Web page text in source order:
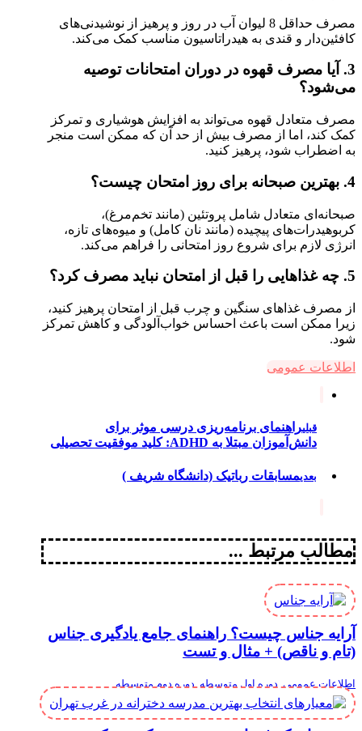
مصرف حداقل 8 لیوان آب در روز و پرهیز از نوشیدنی‌های
کافئین‌دار و قندی به هیدراتاسیون مناسب کمک می‌کند.
3. آیا مصرف قهوه در دوران امتحانات توصیه
می‌شود؟
مصرف متعادل قهوه می‌تواند به افزایش هوشیاری و تمرکز
کمک کند، اما از مصرف بیش از حد آن که ممکن است منجر
به اضطراب شود، پرهیز کنید.
4. بهترین صبحانه برای روز امتحان چیست؟
صبحانه‌ای متعادل شامل پروتئین (مانند تخم‌مرغ)،
کربوهیدرات‌های پیچیده (مانند نان کامل) و میوه‌های تازه،
انرژی لازم برای شروع روز امتحانی را فراهم می‌کند.
5. چه غذاهایی را قبل از امتحان نباید مصرف کرد؟
از مصرف غذاهای سنگین و چرب قبل از امتحان پرهیز کنید،
زیرا ممکن است باعث احساس خواب‌آلودگی و کاهش تمرکز
شود.
اطلاعات عمومی
قبلیراهنمای برنامه‌ریزی درسی موثر برای
دانش‌آموزان مبتلا به ADHD: کلید موفقیت تحصیلی
بعدیمسابقات رباتیک (دانشگاه شریف )
مطالب مرتبط ...
آرایه جناس چیست؟ راهنمای جامع یادگیری جناس
(تام و ناقص) + مثال و تست
اطلاعات عمومی دوره اول متوسطه دوره دوم متوسطه